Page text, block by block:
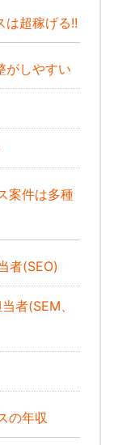
は超稼げる!!
がしやすい
案件は多種
者(SEO)
者(SEM、
の年収